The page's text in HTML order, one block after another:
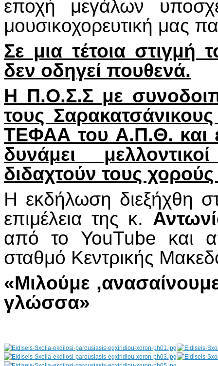
εποχή μεγάλων
μουσικοχορευτική μας
Σε μια τέτοια
δεν οδηγεί πουθενά.
Η Π.Ο.Σ.Σ με
τους
ΤΕΦΑΑ του Α.Π.Θ. και
δυνάμει
διδαχτούν τους
Η εκδήλωση διεξήχθη
επιμέλεια της κ.
από το YouTube και
σταθμό Κεντρικής
«Μιλούμε
γλώσσα»